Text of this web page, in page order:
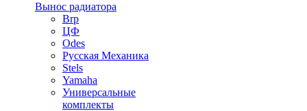
Вынос радиатора
Brp
ЦФ
Odes
Русская Механика
Stels
Yamaha
Универсальные
комплекты